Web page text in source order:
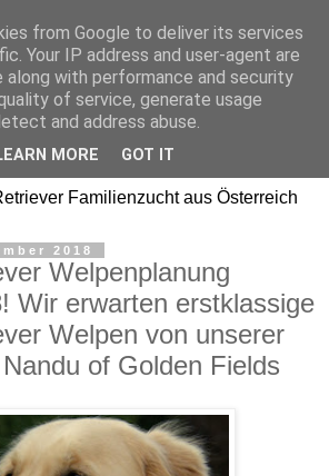
Welpen
-
Familienzucht aus Österreich
2018
Welpenplanung
Wir erwarten erstklassige
Welpen von unserer
of Golden Fields
from Google to deliver its services
Your IP address and user-agent are
along with performance and security
of service, generate usage
and address abuse.
MORE GOT IT